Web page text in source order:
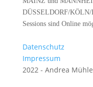
DÜSSELDORF/KÖLN/
Sessions sind Online
Datenschutz
Impressum
2022 - Andrea